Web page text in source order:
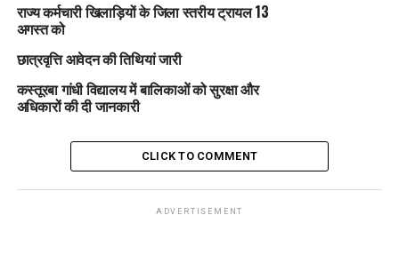
राज्य कर्मचारी खिलाड़ियों के जिला स्तरीय ट्रायल 13
अगस्त को
छात्रवृत्ति आवेदन की तिथियां जारी
कस्तूरबा गांधी विद्यालय में बालिकाओं को सुरक्षा और
अधिकारों की दी जानकारी
CLICK TO COMMENT
ADVERTISEMENT